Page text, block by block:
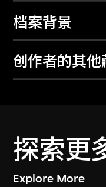
档案背景
创作者的其他
探索更
Explore More